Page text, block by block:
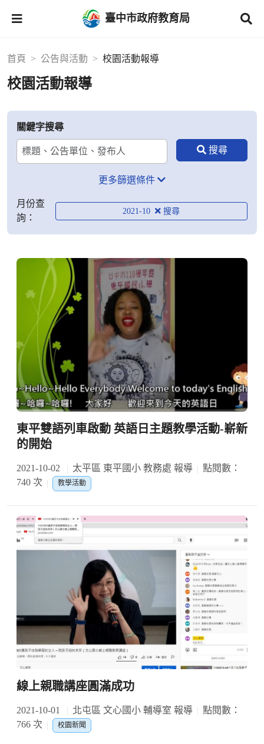
臺中市政府教育局
首頁 公告與活動 校園活動報導
校園活動報導
關鍵字搜尋
更多篩選條件
月份查
詢：
2021-10
東平雙語列車啟動 英語日主題教學活動-嶄新
的開始
2021-10-02 太平區 東平國小 教務處 報導
點閱數：
740 次
教學活動
線上親職講座圓滿成功
2021-10-01 北屯區 文心國小 輔導室 報導
點閱數：
766 次
校園新聞